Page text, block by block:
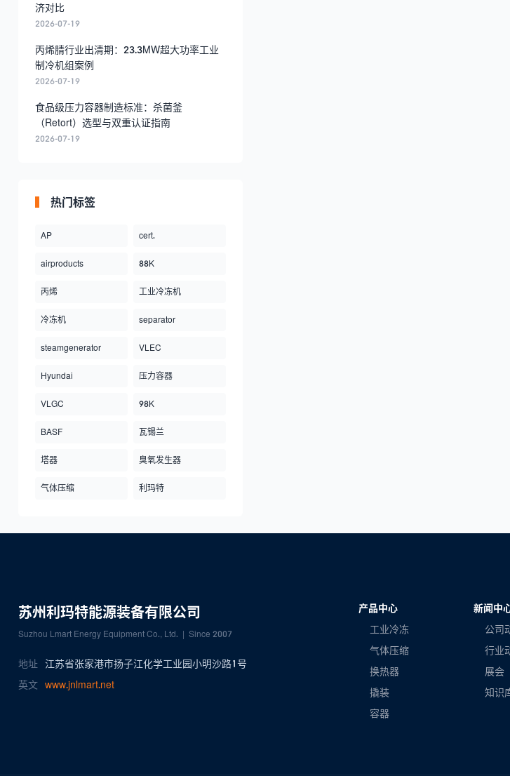
济对比
2026-07-19
丙烯腈行业出清期：23.3MW超大功率工业
制冷机组案例
2026-07-19
食品级压力容器制造标准：杀菌釜
（Retort）选型与双重认证指南
2026-07-19
热门标签
AP cert.
airproducts 88K
丙烯 工业冷冻机
冷冻机 separator
steamgenerator VLEC
Hyundai 压力容器
VLGC 98K
BASF 瓦锡兰
塔器 臭氧发生器
气体压缩 利玛特
苏州利玛特能源装备有限公司
Suzhou Lmart Energy Equipment Co., Ltd. | Since 2007
地址
江苏省张家港市扬子江化学工业园小明沙路1号
英文
www.jnlmart.net
产品中心
工业冷冻
气体压缩
换热器
撬装
容器
新闻中
公司
行业
展会
知识